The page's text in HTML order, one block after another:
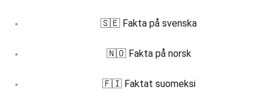
🇸🇪 Fakta på svenska
🇳🇴 Fakta på norsk
🇫🇮 Faktat suomeksi